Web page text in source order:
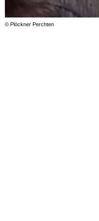
© Plöckner Perchten